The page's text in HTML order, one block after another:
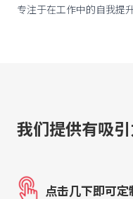
专注于在工作中的自我提
我们提供有吸
点击几下即可定